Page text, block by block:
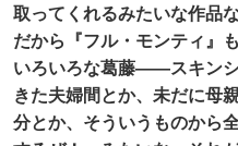
取ってくれるみたいな作品
だから『フル・モンティ』
いろいろな葛藤——スキン
きた夫婦間とか、未だに母
分とか、そういうものから